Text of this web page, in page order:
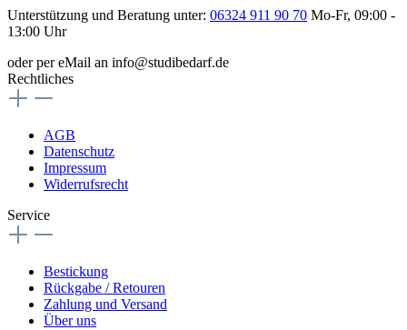
Unterstützung und Beratung unter: 06324 911 90 70 Mo-Fr, 09:00 -
13:00 Uhr
oder per eMail an info@studibedarf.de
Rechtliches
AGB
Datenschutz
Impressum
Widerrufsrecht
Service
Bestickung
Rückgabe / Retouren
Zahlung und Versand
Über uns